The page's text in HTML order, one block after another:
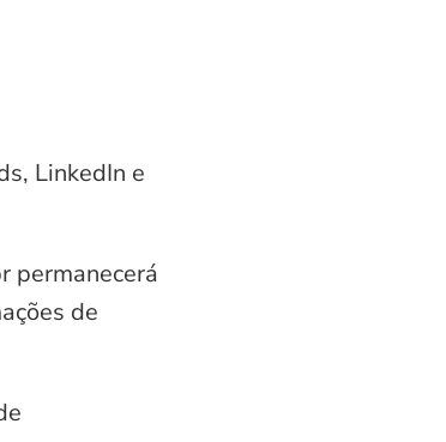
LinkedIn e
permanecerá
de